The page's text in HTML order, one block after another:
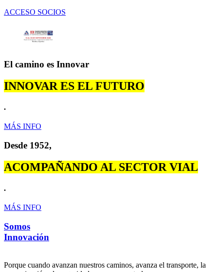
ACCESO SOCIOS
El camino es Innovar
INNOVAR ES EL FUTURO
.
MÁS INFO
Desde 1952,
ACOMPAÑANDO AL SECTOR VIAL
.
MÁS INFO
Somos
Innovación
Porque cuando avanzan nuestros caminos, avanza el transporte, la